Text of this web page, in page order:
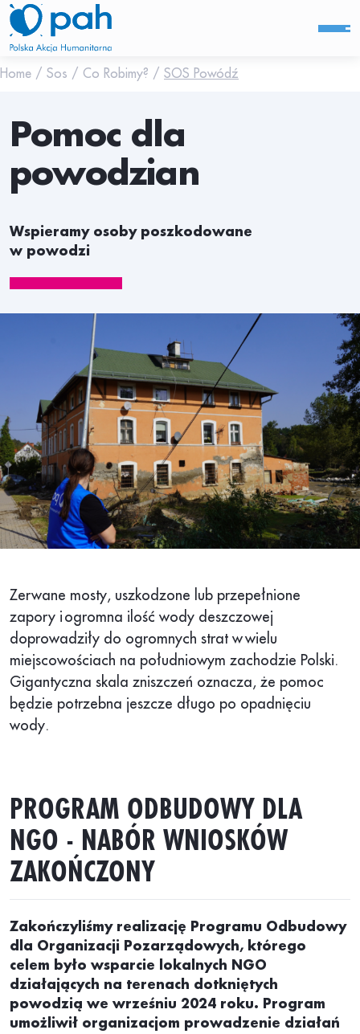
Home / Sos / Co Robimy? / SOS Powódź
Pomoc dla
powodzian
Wspieramy osoby poszkodowane
w powodzi
Zerwane mosty, uszkodzone lub przepełnione
zapory i ogromna ilość wody deszczowej
doprowadziły do ogromnych strat w wielu
miejscowościach na południowym zachodzie Polski.
Gigantyczna skala zniszczeń oznacza, że pomoc
będzie potrzebna jeszcze długo po opadnięciu
wody.
PROGRAM ODBUDOWY DLA
NGO - NABÓR WNIOSKÓW
ZAKOŃCZONY
Zakończyliśmy realizację Programu Odbudowy
dla Organizacji Pozarządowych, którego
celem było wsparcie lokalnych NGO
działających na terenach dotkniętych
powodzią we wrześniu 2024 roku. Program
umożliwił organizacjom prowadzenie działań